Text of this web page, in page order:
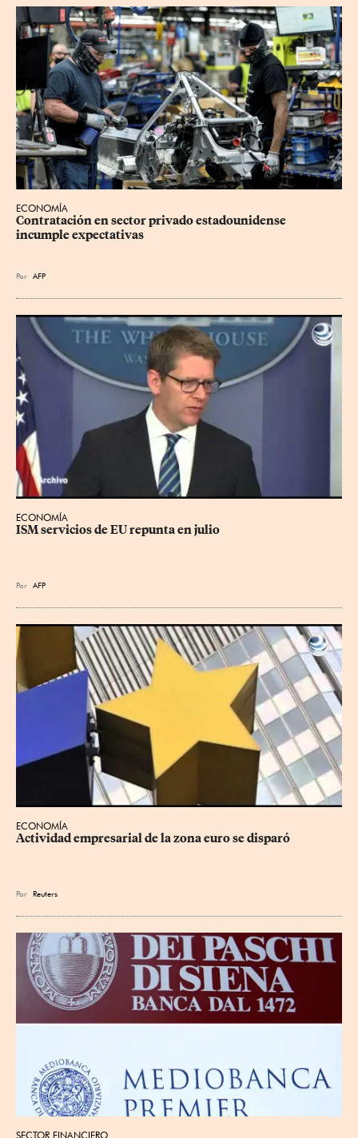
ECONOMÍA
Contratación en sector privado estadounidense
incumple expectativas
Por AFP
ECONOMÍA
ISM servicios de EU repunta en julio
Por AFP
ECONOMÍA
Actividad empresarial de la zona euro se disparó
Por Reuters
SECTOR FINANCIERO